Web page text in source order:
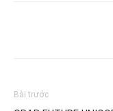
Bài trước